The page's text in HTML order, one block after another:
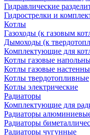
Гидравлические
Гидрострелки и
Котлы
Газоходы (к газовым
Дымоходы (к
Комплектующие для
Котлы газовые
Котлы газовые
Котлы твердотопливные
Котлы электрические
Радиаторы
Комплектующие для
Радиаторы
Радиаторы
Радиаторы чугунные